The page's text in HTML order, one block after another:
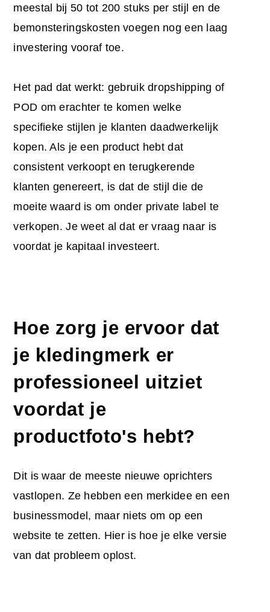
meestal bij 50 tot 200 stuks per stijl en de
bemonsteringskosten voegen nog een laag
investering vooraf toe.
Het pad dat werkt: gebruik dropshipping of
POD om erachter te komen welke
specifieke stijlen je klanten daadwerkelijk
kopen. Als je een product hebt dat
consistent verkoopt en terugkerende
klanten genereert, is dat de stijl die de
moeite waard is om onder private label te
verkopen. Je weet al dat er vraag naar is
voordat je kapitaal investeert.
Hoe zorg je ervoor dat
je kledingmerk er
professioneel uitziet
voordat je
productfoto's hebt?
Dit is waar de meeste nieuwe oprichters
vastlopen. Ze hebben een merkidee en een
businessmodel, maar niets om op een
website te zetten. Hier is hoe je elke versie
van dat probleem oplost.